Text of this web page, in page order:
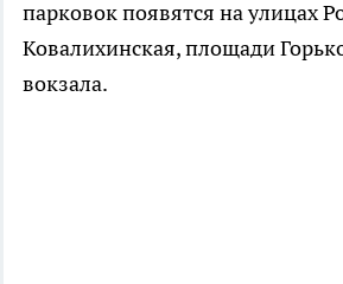
парковок появятся на улицах
Ковалихинская, площади
вокзала.